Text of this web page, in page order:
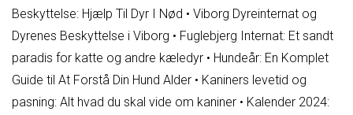
Beskyttelse: Hjælp Til Dyr I Nød • Viborg Dyreinternat og
Dyrenes Beskyttelse i Viborg • Fuglebjerg Internat: Et sandt
paradis for katte og andre kæledyr • Hundeår: En Komplet
Guide til At Forstå Din Hund Alder • Kaniners levetid og
pasning: Alt hvad du skal vide om kaniner • Kalender 2024: